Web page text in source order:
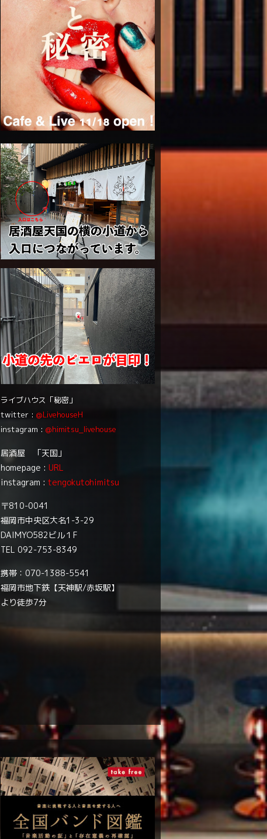
ライブハウス「秘密」
twitter : @LivehouseH
instagram : @himitsu_livehouse
居酒屋 「天国」
homepage : URL
instagram : tengokutohimitsu
〒810-0041
福岡市中央区大名1-3-29
DAIMYO582ビル１F
TEL 092-753-8349
携帯：070-1388-5541
福岡市地下鉄【天神駅/赤坂駅】
より徒歩7分